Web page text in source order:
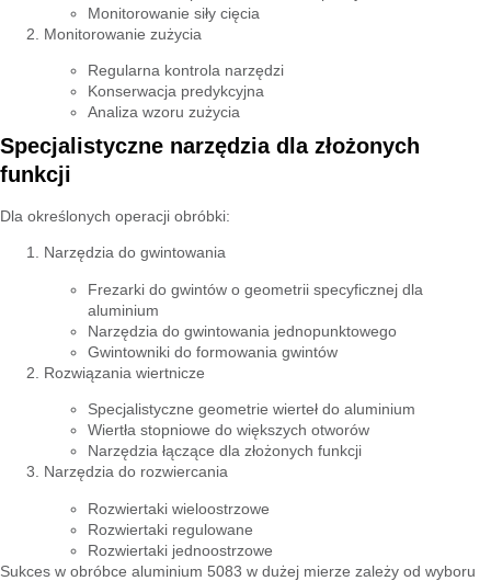
Monitorowanie siły cięcia
Monitorowanie zużycia
Regularna kontrola narzędzi
Konserwacja predykcyjna
Analiza wzoru zużycia
Specjalistyczne narzędzia dla złożonych
funkcji
Dla określonych operacji obróbki:
Narzędzia do gwintowania
Frezarki do gwintów o geometrii specyficznej dla
aluminium
Narzędzia do gwintowania jednopunktowego
Gwintowniki do formowania gwintów
Rozwiązania wiertnicze
Specjalistyczne geometrie wierteł do aluminium
Wiertła stopniowe do większych otworów
Narzędzia łączące dla złożonych funkcji
Narzędzia do rozwiercania
Rozwiertaki wieloostrzowe
Rozwiertaki regulowane
Rozwiertaki jednoostrzowe
Sukces w obróbce aluminium 5083 w dużej mierze zależy od wyboru